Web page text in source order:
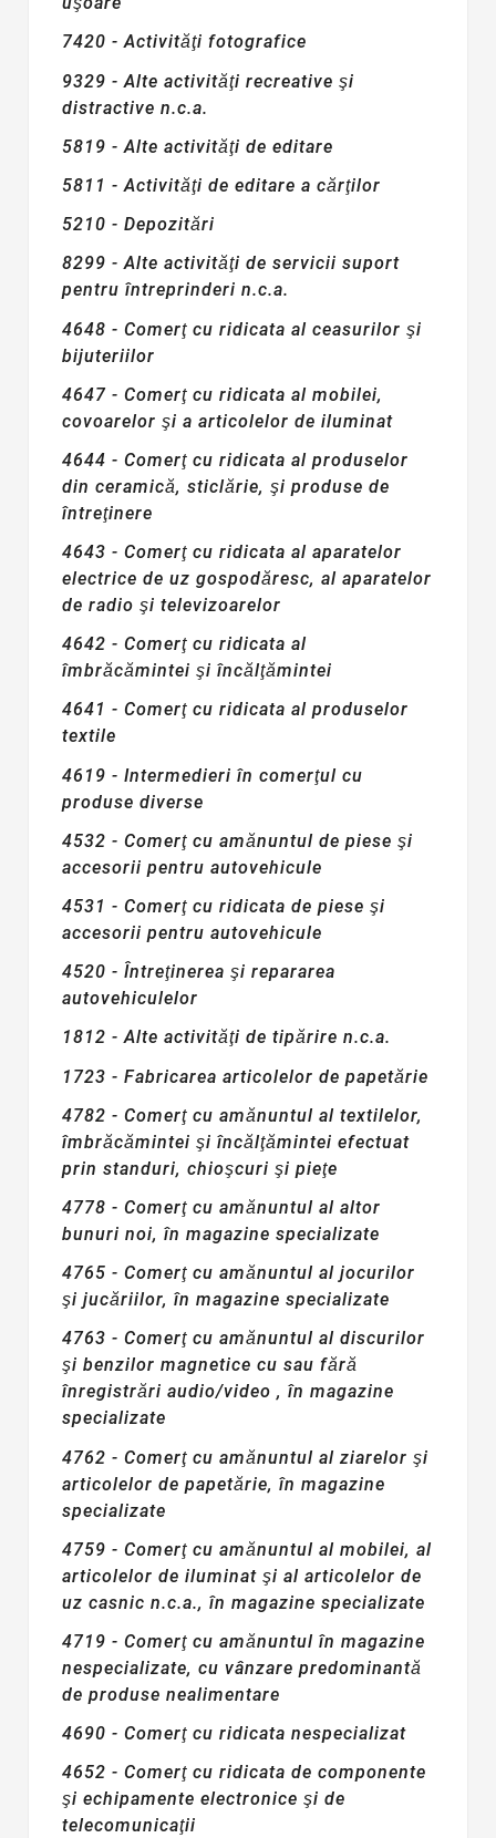
7420 - Activităţi fotografice
9329 - Alte activităţi recreative şi
distractive n.c.a.
5819 - Alte activităţi de editare
5811 - Activităţi de editare a cărţilor
5210 - Depozitări
8299 - Alte activităţi de servicii suport
pentru întreprinderi n.c.a.
4648 - Comerţ cu ridicata al ceasurilor şi
bijuteriilor
4647 - Comerţ cu ridicata al mobilei,
covoarelor şi a articolelor de iluminat
4644 - Comerţ cu ridicata al produselor
din ceramică, sticlărie, şi produse de
întreţinere
4643 - Comerţ cu ridicata al aparatelor
electrice de uz gospodăresc, al aparatelor
de radio şi televizoarelor
4642 - Comerţ cu ridicata al
îmbrăcămintei şi încălţămintei
4641 - Comerţ cu ridicata al produselor
textile
4619 - Intermedieri în comerţul cu
produse diverse
4532 - Comerţ cu amănuntul de piese şi
accesorii pentru autovehicule
4531 - Comerţ cu ridicata de piese şi
accesorii pentru autovehicule
4520 - Întreţinerea şi repararea
autovehiculelor
1812 - Alte activităţi de tipărire n.c.a.
1723 - Fabricarea articolelor de papetărie
4782 - Comerţ cu amănuntul al textilelor,
îmbrăcămintei şi încălţămintei efectuat
prin standuri, chioşcuri şi pieţe
4778 - Comerţ cu amănuntul al altor
bunuri noi, în magazine specializate
4765 - Comerţ cu amănuntul al jocurilor
şi jucăriilor, în magazine specializate
4763 - Comerţ cu amănuntul al discurilor
şi benzilor magnetice cu sau fără
înregistrări audio/video , în magazine
specializate
4762 - Comerţ cu amănuntul al ziarelor şi
articolelor de papetărie, în magazine
specializate
4759 - Comerţ cu amănuntul al mobilei, al
articolelor de iluminat şi al articolelor de
uz casnic n.c.a., în magazine specializate
4719 - Comerţ cu amănuntul în magazine
nespecializate, cu vânzare predominantă
de produse nealimentare
4690 - Comerţ cu ridicata nespecializat
4652 - Comerţ cu ridicata de componente
şi echipamente electronice şi de
telecomunicaţii